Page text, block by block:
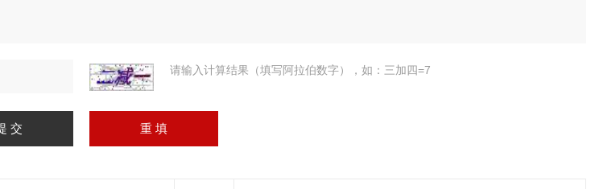
请输入计算结果（填写阿拉伯数字），如：三加四=7